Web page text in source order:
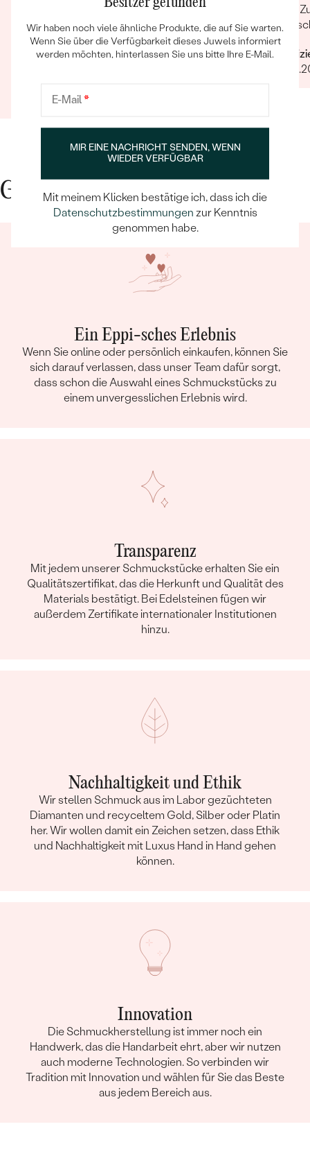
Wieder schnelle, hilfsbereite und freundliche
Kommunikation. Auch dieses Mal konnten alle
meine Wünsche schnell und problemlos
umgesetzt werden. Wenn's um hochwertigen,
ist Eppi meine Empfehlung!
Verifizierter Kunde
12.09.2022
Sehr
kam
Gute Gründe für Eppi
Ein Eppi-sches Erlebnis
Wenn Sie online oder persönlich einkaufen, können Sie
sich darauf verlassen, dass unser Team dafür sorgt,
dass schon die Auswahl eines Schmuckstücks zu
einem unvergesslichen Erlebnis wird.
Transparenz
Mit jedem unserer Schmuckstücke erhalten Sie ein
Qualitätszertifikat, das die Herkunft und Qualität des
Materials bestätigt. Bei Edelsteinen fügen wir
außerdem Zertifikate internationaler Institutionen
hinzu.
Nachhaltigkeit und Ethik
Wir stellen Schmuck aus im Labor gezüchteten
Diamanten und recyceltem Gold, Silber oder Platin
her. Wir wollen damit ein Zeichen setzen, dass Ethik
und Nachhaltigkeit mit Luxus Hand in Hand gehen
können.
Innovation
Die Schmuckherstellung ist immer noch ein
Handwerk, das die Handarbeit ehrt, aber wir nutzen
auch moderne Technologien. So verbinden wir
Tradition mit Innovation und wählen für Sie das Beste
aus jedem Bereich aus.
Besitzer gefunden
Wir haben noch viele ähnliche Produkte, die auf Sie warten.
Wenn Sie über die Verfügbarkeit dieses Juwels informiert
werden möchten, hinterlassen Sie uns bitte Ihre E-Mail.
E-Mail*
MIR EINE NACHRICHT SENDEN, WENN
WIEDER VERFÜGBAR
Mit meinem Klicken bestätige ich, dass ich die
Datenschutzbestimmungen zur Kenntnis
genommen habe.